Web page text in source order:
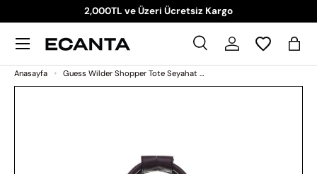
İçeriği atla
2,000TL ve Üzeri Ücretsiz Kargo
Ara
Ara
Ara Giriş Yap
Menü
Anasayfa Guess Wilder Shopper Tote Seyahat Çantası Mtg Wash